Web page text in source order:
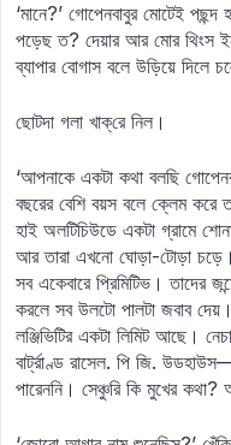
‘মানে?’ গোপেনবাবুর মোটেই
পড়েছ ত? দেয়ার আর মোর থিংস
ব্যাপার বোগাস বলে উড়িয়ে দিলে
ছোটদা গলা খাক্‌রে নিল।
‘আপনাকে একটা কথা বলছি
বছরের বেশি বয়স বলে ক্লেম করে
হাই অলটিচিউডে একটা গ্রামে
আর তারা এখনো ঘোড়া-টোড়া
সব একেবারে প্রিমিটিভ। তাদের
করলে সব উলটো পালটা জবাব
লঞ্জিভিটির একটা লিমিট আছে।
বার্ট্রাণ্ড রাসেল. পি জি.
পারেননি। সেঞ্চুরি কি মুখের